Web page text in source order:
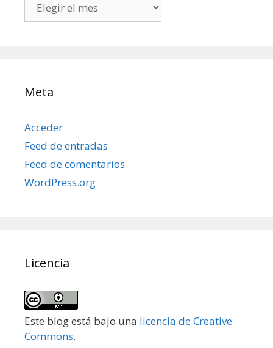
mis
Meta
Acceder
Feed de entradas
Feed de comentarios
WordPress.org
Licencia
Este blog está bajo una licencia de Creative
Commons.